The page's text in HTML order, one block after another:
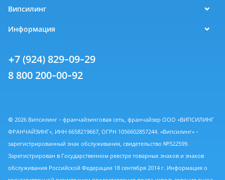
Випсилинг
Информация
+7 (924) 829-09-29
8 800 200-00-92
© 2026 Випсилинг - франчайзинговая сеть, франчайзер ООО «ВИПСИЛИНГ
ФРАНЧАЙЗИНГ», ИНН 6658219667, ОГРН 1056602857244. «Випсилинг» -
зарегистрированный знак обслуживания, свидетельство №522599.
Зарегистрирован в Государственном реестре товарных знаков и знаков
обслуживания Российской Федерации 18 сентября 2014 г. Информация о